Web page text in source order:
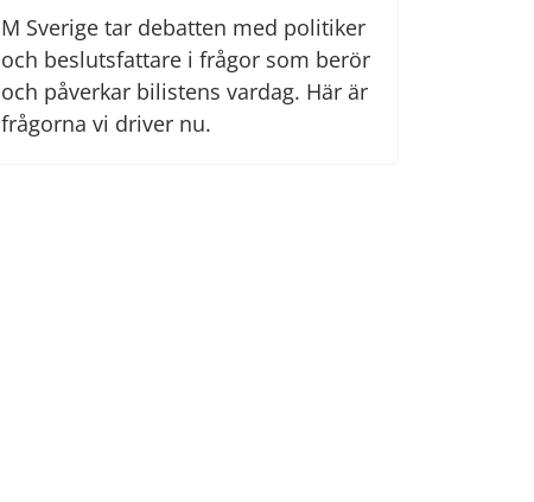
M Sverige tar debatten med politiker
och beslutsfattare i frågor som berör
och påverkar bilistens vardag. Här är
frågorna vi driver nu.